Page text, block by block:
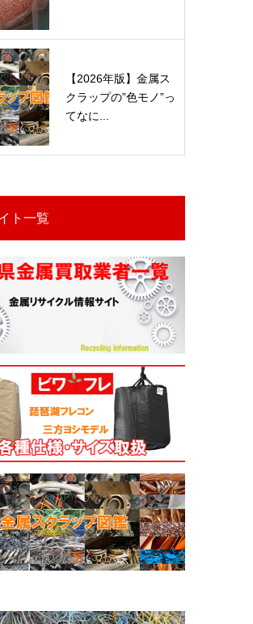
【2026年版】金属ス
クラップの”色モノ”っ
てなに...
ト一覧